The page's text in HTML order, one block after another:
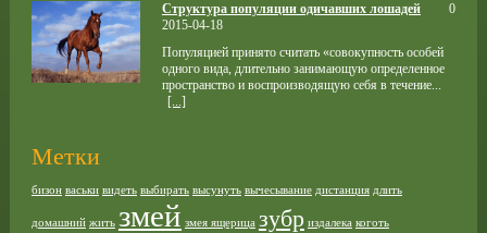
Структура популяции одичавших лошадей
2015-04-18
Популяцией принято считать «совокупность особей
одного вида, длительно занимающую определенное
пространство и воспроизводящую себя в течение...
[...]
0
Метки
бизон васьки видеть выбирать высунуть вычесывание дистанция длить
домашний жить змей змея ящерица зубр издалека коготь